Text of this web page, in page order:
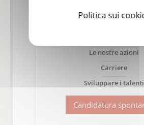
Le nostre azioni
Carriere
Sviluppare i talenti
Candidatura
Politica sui